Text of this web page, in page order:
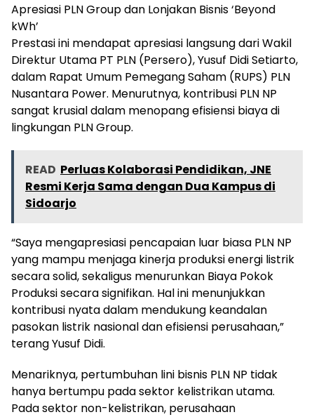
Apresiasi PLN Group dan Lonjakan Bisnis ‘Beyond
kWh’
Prestasi ini mendapat apresiasi langsung dari Wakil
Direktur Utama PT PLN (Persero), Yusuf Didi Setiarto,
dalam Rapat Umum Pemegang Saham (RUPS) PLN
Nusantara Power. Menurutnya, kontribusi PLN NP
sangat krusial dalam menopang efisiensi biaya di
lingkungan PLN Group.
READ Perluas Kolaborasi Pendidikan, JNE
Resmi Kerja Sama dengan Dua Kampus di
Sidoarjo
“Saya mengapresiasi pencapaian luar biasa PLN NP
yang mampu menjaga kinerja produksi energi listrik
secara solid, sekaligus menurunkan Biaya Pokok
Produksi secara signifikan. Hal ini menunjukkan
kontribusi nyata dalam mendukung keandalan
pasokan listrik nasional dan efisiensi perusahaan,”
terang Yusuf Didi.
Menariknya, pertumbuhan lini bisnis PLN NP tidak
hanya bertumpu pada sektor kelistrikan utama.
Pada sektor non-kelistrikan, perusahaan